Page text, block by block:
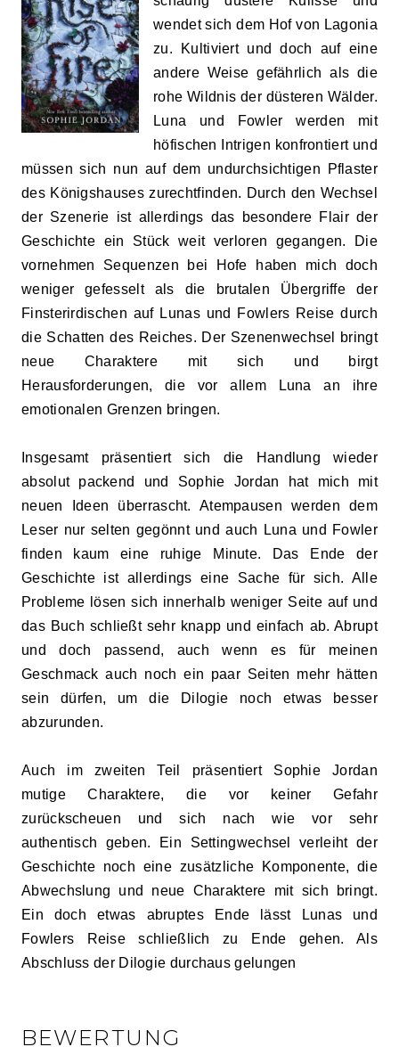
wendet sich dem Hof von Lagonia
zu. Kultiviert und doch auf eine
andere Weise gefährlich als die
rohe Wildnis der düsteren Wälder.
Luna und Fowler werden mit
höfischen Intrigen konfrontiert und
müssen sich nun auf dem undurchsichtigen Pflaster
des Königshauses zurechtfinden. Durch den Wechsel
der Szenerie ist allerdings das besondere Flair der
Geschichte ein Stück weit verloren gegangen. Die
vornehmen Sequenzen bei Hofe haben mich doch
weniger gefesselt als die brutalen Übergriffe der
Finsterirdischen auf Lunas und Fowlers Reise durch
die Schatten des Reiches. Der Szenenwechsel bringt
neue Charaktere mit sich und birgt
Herausforderungen, die vor allem Luna an ihre
emotionalen Grenzen bringen.
Insgesamt präsentiert sich die Handlung wieder
absolut packend und Sophie Jordan hat mich mit
neuen Ideen überrascht. Atempausen werden dem
Leser nur selten gegönnt und auch Luna und Fowler
finden kaum eine ruhige Minute. Das Ende der
Geschichte ist allerdings eine Sache für sich. Alle
Probleme lösen sich innerhalb weniger Seite auf und
das Buch schließt sehr knapp und einfach ab. Abrupt
und doch passend, auch wenn es für meinen
Geschmack auch noch ein paar Seiten mehr hätten
sein dürfen, um die Dilogie noch etwas besser
abzurunden.
Auch im zweiten Teil präsentiert Sophie Jordan
mutige Charaktere, die vor keiner Gefahr
zurückscheuen und sich nach wie vor sehr
authentisch geben. Ein Settingwechsel verleiht der
Geschichte noch eine zusätzliche Komponente, die
Abwechslung und neue Charaktere mit sich bringt.
Ein doch etwas abruptes Ende lässt Lunas und
Fowlers Reise schließlich zu Ende gehen. Als
Abschluss der Dilogie durchaus gelungen
BEWERTUNG